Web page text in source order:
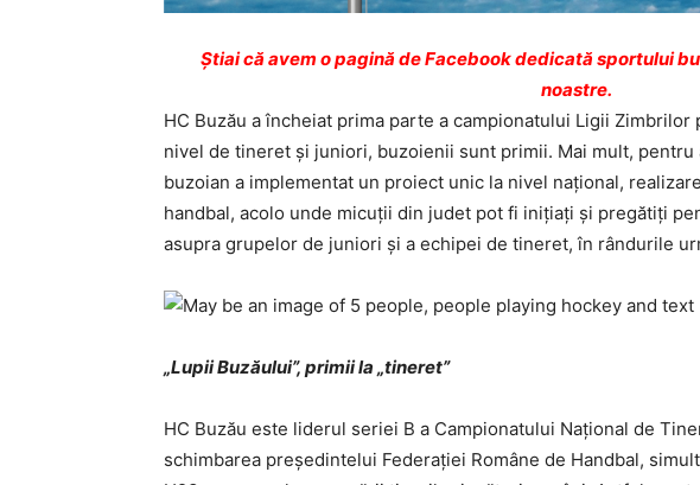
Ştiai că avem o pagină de Facebook dedicată sportului
noastre.
HC Buzău a încheiat prima parte a campionatului Ligii
nivel de tineret şi juniori, buzoienii sunt primii. Mai mult,
buzoian a implementat un proiect unic la nivel naţional,
handbal, acolo unde micuţii din judet pot fi iniţiaţi şi pregătiţi
asupra grupelor de juniori şi a echipei de tineret, în rândurile
„Lupii Buzăului”, primii la „tineret”
HC Buzău este liderul seriei B a Campionatului Naţional de
schimbarea preşedintelui Federaţiei Române de Handbal,